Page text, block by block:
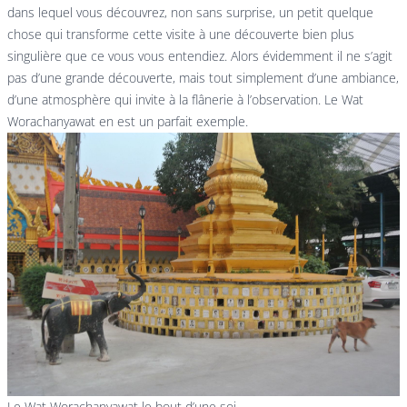
dans lequel vous découvrez, non sans surprise, un petit quelque
chose qui transforme cette visite à une découverte bien plus
singulière que ce vous vous entendiez. Alors évidemment il ne s’agit
pas d’une grande découverte, mais tout simplement d’une ambiance,
d’une atmosphère qui invite à la flânerie à l’observation. Le Wat
Worachanyawat en est un parfait exemple.